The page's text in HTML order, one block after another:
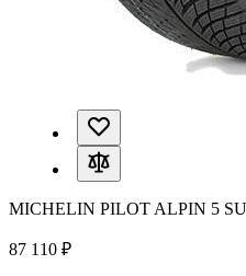
MICHELIN PILOT ALPIN 5
87 110 ₽